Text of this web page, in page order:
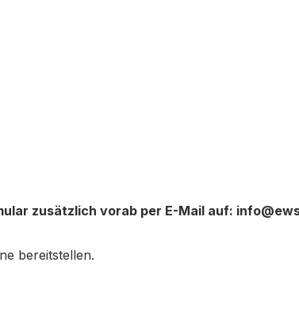
zusätzlich vorab per E-Mail auf:
bereitstellen.